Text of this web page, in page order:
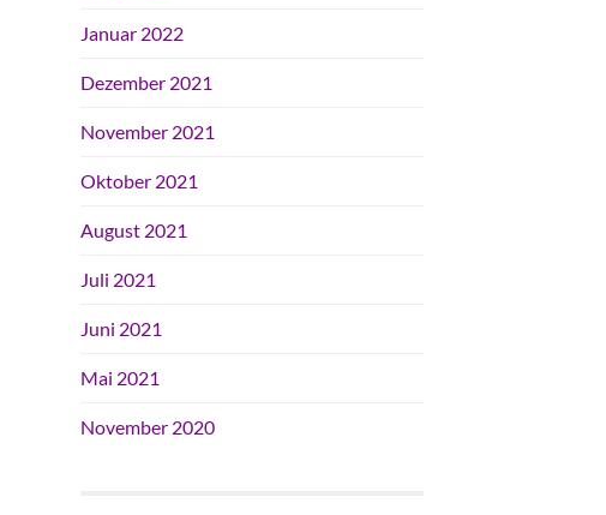
Januar 2022
Dezember 2021
November 2021
Oktober 2021
August 2021
Juli 2021
Juni 2021
Mai 2021
November 2020